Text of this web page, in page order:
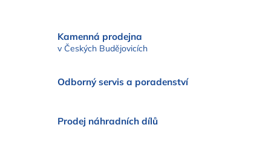
Kamenná prodejna
v Českých Budějovicích
Odborný servis a poradenství
Prodej náhradních dílů